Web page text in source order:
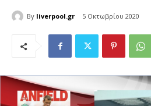
By liverpool.gr 5 Οκτωβρίου 2020